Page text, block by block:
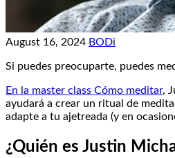
August 16, 2024 BODi
Si puedes preocuparte, puedes
En la master class Cómo meditar,
ayudará a crear un ritual de
adapte a tu ajetreada (y en
¿Quién es Justin